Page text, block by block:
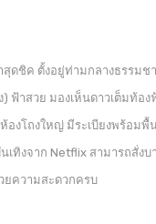
สุดชิค ตั้งอยู่ท่ามกลางธรรม
ฟ้าสวย มองเห็นดาวเต็มท้อ
องโถงใหญ่ มีระเบียงพร้อม
ทิงจาก Netflix สามารถสั่ง
ยความสะดวกครบ